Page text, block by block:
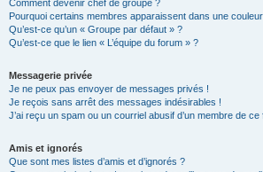
Comment devenir chef de groupe ?
Pourquoi certains membres apparaissent dans une
Qu’est-ce qu’un « Groupe par défaut » ?
Qu’est-ce que le lien « L’équipe du forum » ?
Messagerie privée
Je ne peux pas envoyer de messages privés !
Je reçois sans arrêt des messages indésirables !
J’ai reçu un spam ou un courriel abusif d’un membre de ce
Amis et ignorés
Que sont mes listes d’amis et d’ignorés ?